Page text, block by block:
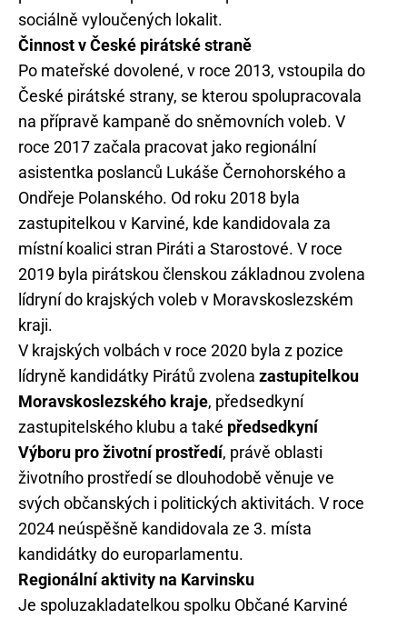
sociálně vyloučených lokalit.
Činnost v České pirátské straně
Po mateřské dovolené, v roce 2013, vstoupila do
České pirátské strany, se kterou spolupracovala
na přípravě kampaně do sněmovních voleb. V
roce 2017 začala pracovat jako regionální
asistentka poslanců Lukáše Černohorského a
Ondřeje Polanského. Od roku 2018 byla
zastupitelkou v Karviné, kde kandidovala za
místní koalici stran Piráti a Starostové. V roce
2019 byla pirátskou členskou základnou zvolena
lídryní do krajských voleb v Moravskoslezském
kraji.
V krajských volbách v roce 2020 byla z pozice
lídryně kandidátky Pirátů zvolena zastupitelkou
Moravskoslezského kraje, předsedkyní
zastupitelského klubu a také předsedkyní
Výboru pro životní prostředí, právě oblasti
životního prostředí se dlouhodobě věnuje ve
svých občanských i politických aktivitách. V roce
2024 neúspěšně kandidovala ze 3. místa
kandidátky do europarlamentu.
Regionální aktivity na Karvinsku
Je spoluzakladatelkou spolku Občané Karviné